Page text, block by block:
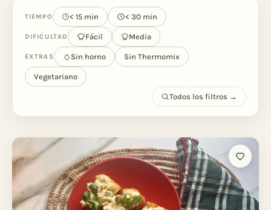
TIEMPO < 15 min < 30 min
DIFICULTAD Fácil Media
EXTRAS Sin horno Sin Thermomix
Vegetariano
Todos los filtros →